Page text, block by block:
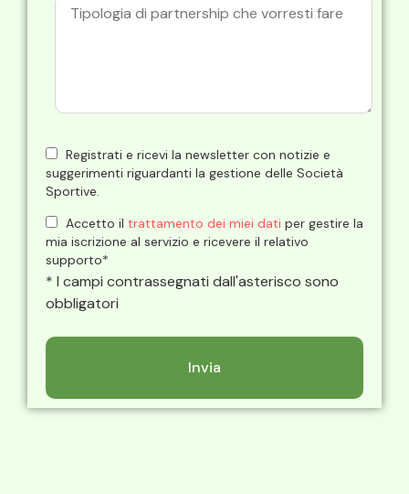
Registrati e ricevi la newsletter con notizie e
suggerimenti riguardanti la gestione delle Società
Sportive.
Accetto il trattamento dei miei dati per gestire la
mia iscrizione al servizio e ricevere il relativo
supporto*
* I campi contrassegnati dall'asterisco sono
obbligatori